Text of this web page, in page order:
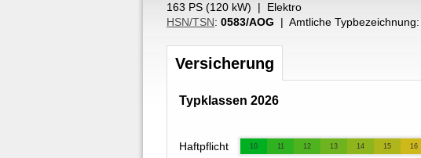
163 PS (120 kW) | Elektro
HSN/TSN: 0583/AOG | Amtliche Typbezeichnung: „
Versicherung
Typklassen 2026
Haftpflicht 10 11 12 13 14 15 16